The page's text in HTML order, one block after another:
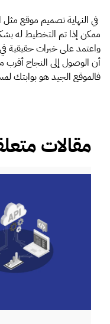
في النهاية تصميم موقع
ممكن إذا تم التخطيط له
واعتمد على خبرات حقيقية
أن الوصول إلى النجاح أقرب
فالموقع الجيد هو بوابتك
مقالات